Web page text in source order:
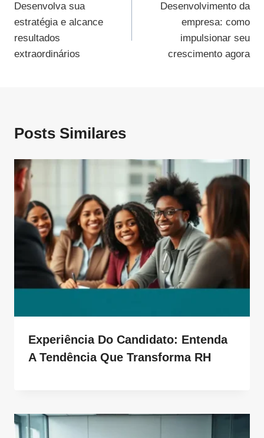
De
Post
Desenvolva sua
estratégia e alcance
resultados
extraordinários
Desenvolvimento da
empresa: como
impulsionar seu
crescimento agora
Posts Similares
Experiência Do Candidato: Entenda
A Tendência Que Transforma RH